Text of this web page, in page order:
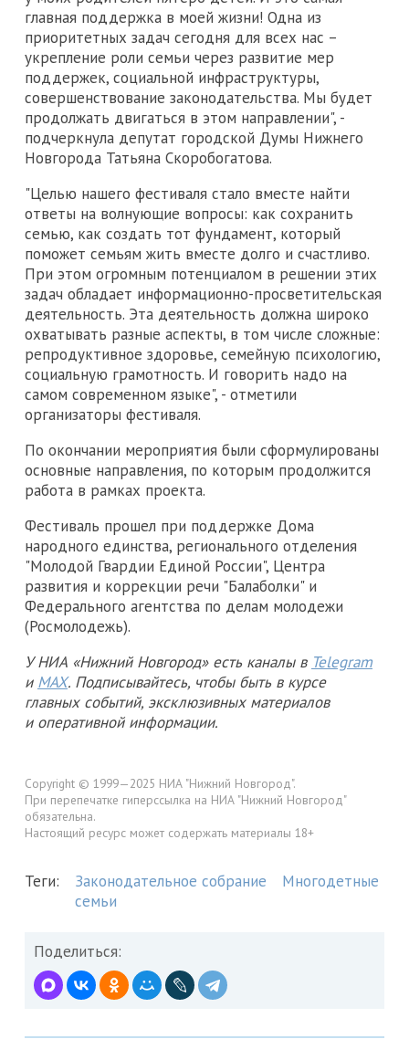
главная поддержка в моей жизни! Одна из
приоритетных задач сегодня для всех нас –
укрепление роли семьи через развитие мер
поддержек, социальной инфраструктуры,
совершенствование законодательства. Мы будет
продолжать двигаться в этом направлении", -
подчеркнула депутат городской Думы Нижнего
Новгорода Татьяна Скоробогатова.
"Целью нашего фестиваля стало вместе найти
ответы на волнующие вопросы: как сохранить
семью, как создать тот фундамент, который
поможет семьям жить вместе долго и счастливо.
При этом огромным потенциалом в решении этих
задач обладает информационно-просветительская
деятельность. Эта деятельность должна широко
охватывать разные аспекты, в том числе сложные:
репродуктивное здоровье, семейную психологию,
социальную грамотность. И говорить надо на
самом современном языке", - отметили
организаторы фестиваля.
По окончании мероприятия были сформулированы
основные направления, по которым продолжится
работа в рамках проекта.
Фестиваль прошел при поддержке Дома
народного единства, регионального отделения
"Молодой Гвардии Единой России", Центра
развития и коррекции речи "Балаболки" и
Федерального агентства по делам молодежи
(Росмолодежь).
У НИА «Нижний Новгород» есть каналы в Telegram
и MAX. Подписывайтесь, чтобы быть в курсе
главных событий, эксклюзивных материалов
и оперативной информации.
Copyright © 1999—2025 НИА "Нижний Новгород".
При перепечатке гиперссылка на НИА "Нижний Новгород"
обязательна.
Настоящий ресурс может содержать материалы 18+
Теги: Законодательное собрание
Многодетные
семьи
Поделиться: